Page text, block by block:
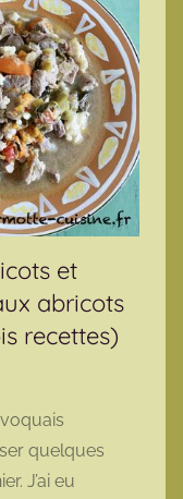
et
abricots
recettes)
quelques
J’ai eu